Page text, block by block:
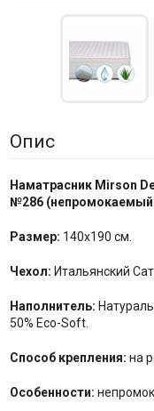
Опис
Наматрасник Mirson
№286 (непромокаемый
Размер: 140x190 см.
Чехол: Итальянский
Наполнитель:
50% Eco-Soft.
Способ крепления: на
Особенности: